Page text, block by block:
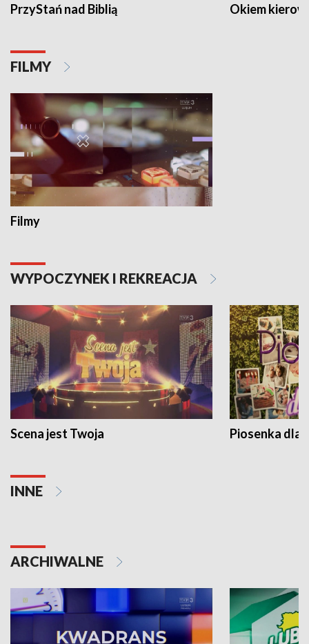
PrzyStań nad Biblią Okiem
FILMY
Filmy
WYPOCZYNEK I REKREACJA
Scena jest Twoja Piosenka dla
INNE
ARCHIWALNE